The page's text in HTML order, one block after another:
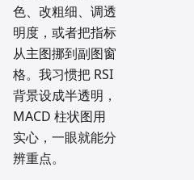
色、改粗细、调透
明度，或者把指标
从主图挪到副图窗
格。我习惯把 RSI
背景设成半透明，
MACD 柱状图用
实心，一眼就能分
辨重点。